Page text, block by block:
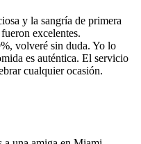
y la sangría de primera
excelentes.
volveré sin duda. Yo lo
es auténtica. El servicio
cualquier ocasión.